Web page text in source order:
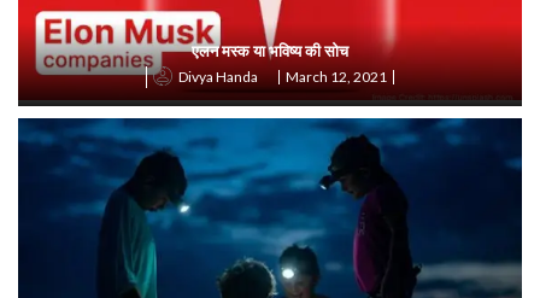
एलन मस्क या भविष्य की सोच
Divya Handa March 12, 2021